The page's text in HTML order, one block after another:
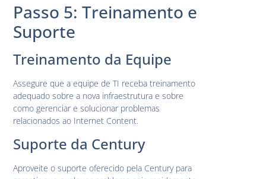
Passo 5: Treinamento e
Suporte
Treinamento da Equipe
Assegure que a equipe de TI receba treinamento
adequado sobre a nova infraestrutura e sobre
como gerenciar e solucionar problemas
relacionados ao Internet Content.
Suporte da Century
Aproveite o suporte oferecido pela Century para